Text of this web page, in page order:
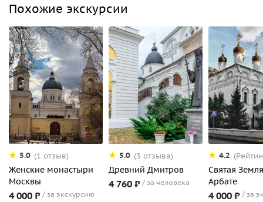
Похожие экскурсии
5.0 (1 отзыв)
Женские монастыри
Москвы
4 000 ₽ за экскурсию
5.0 (3 отзыва)
Древний Дмитров
4 760 ₽ за человека
4.2
Святая
Арбате
4 000 ₽ за